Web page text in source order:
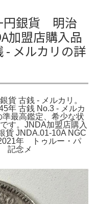
円銀貨 明治
盟店購入品
- メルカリの詳
貨 古銭 - メルカリ。
年 古銭 No.3 - メルカ
最高鑑定、希少な状
す。JNDA加盟店購入
貨 JNDA.01-10A NGC
年 トゥルー・パ
記念メ